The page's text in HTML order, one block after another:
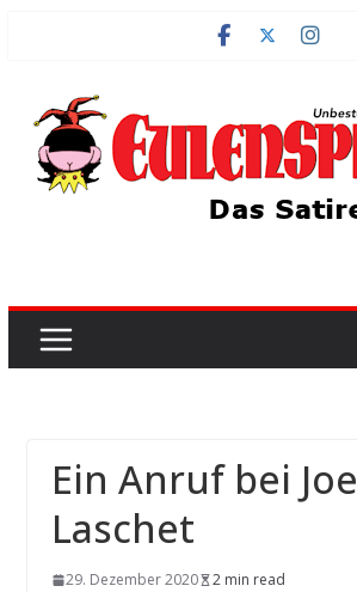
springen
Ein Anruf bei Joe
Laschet
29. Dezember 2020 2 min read